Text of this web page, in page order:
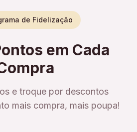
de Fidelização
em Cada
e troque por descontos
mais compra, mais poupa!